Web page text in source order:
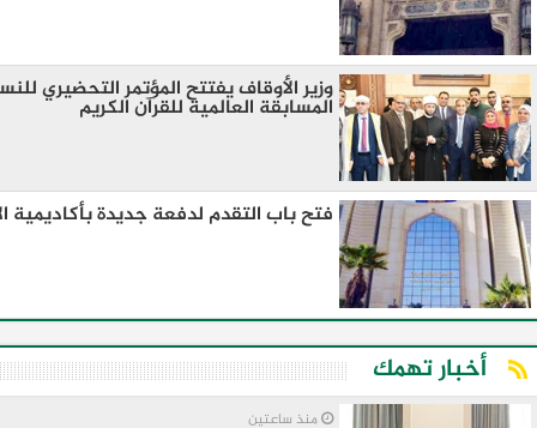
وزير الأوقاف يفتتح المؤتمر التحضيري
المسابقة العالمية للقرآن الكريم
فتح باب التقدم لدفعة جديدة بأكاديمية
أخبار تهمك
منذ ساعتين